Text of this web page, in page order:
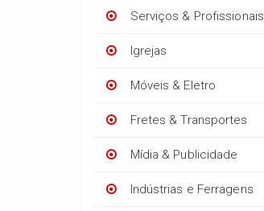
Serviços & Profissionais
Igrejas
Móveis & Eletro
Fretes & Transportes
Mídia & Publicidade
Indústrias e Ferragens